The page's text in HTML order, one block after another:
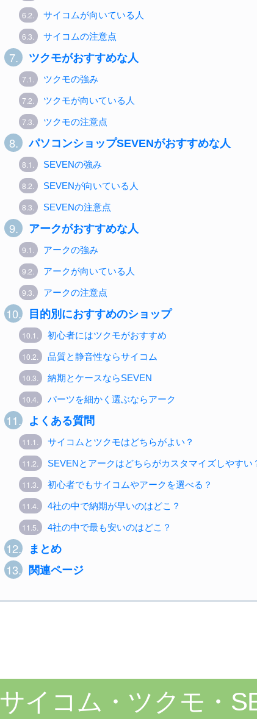
6.2. サイコムが向いている人
6.3. サイコムの注意点
7. ツクモがおすすめな人
7.1. ツクモの強み
7.2. ツクモが向いている人
7.3. ツクモの注意点
8. パソコンショップSEVENがおすすめな人
8.1. SEVENの強み
8.2. SEVENが向いている人
8.3. SEVENの注意点
9. アークがおすすめな人
9.1. アークの強み
9.2. アークが向いている人
9.3. アークの注意点
10. 目的別におすすめのショップ
10.1. 初心者にはツクモがおすすめ
10.2. 品質と静音性ならサイコム
10.3. 納期とケースならSEVEN
10.4. パーツを細かく選ぶならアーク
11. よくある質問
11.1. サイコムとツクモはどちらがよい？
11.2. SEVENとアークはどちらがカスタマイズしやすい
11.3. 初心者でもサイコムやアークを選べる？
11.4. 4社の中で納期が早いのはどこ？
11.5. 4社の中で最も安いのはどこ？
12. まとめ
13. 関連ページ
サイコム・ツクモ・